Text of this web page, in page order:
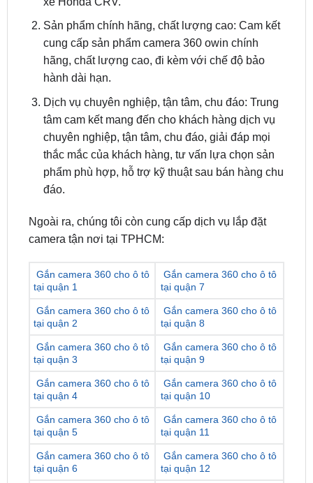
cung cấp sản phẩm camera 360 owin chính
hãng, chất lượng cao, đi kèm với chế độ bảo
hành dài hạn.
Dịch vụ chuyên nghiệp, tận tâm, chu đáo: Trung
tâm cam kết mang đến cho khách hàng dịch vụ
chuyên nghiệp, tận tâm, chu đáo, giải đáp mọi
thắc mắc của khách hàng, tư vấn lựa chọn sản
phẩm phù hợp, hỗ trợ kỹ thuật sau bán hàng chu
đáo.
Ngoài ra, chúng tôi còn cung cấp dịch vụ lắp đặt
Gắn camera 360 cho ô tô
Gắn camera 360 cho ô tô
Gắn camera 360 cho ô tô
tại quận 2
Gắn camera 360 cho ô tô
tại quận 8
Gắn camera 360 cho ô tô
tại quận 3
Gắn camera 360 cho ô tô
tại quận 9
Gắn camera 360 cho ô tô
tại quận 4
Gắn camera 360 cho ô tô
tại quận 10
Gắn camera 360 cho ô tô
tại quận 5
Gắn camera 360 cho ô tô
tại quận 11
Gắn camera 360 cho ô tô
tại quận 6
Gắn camera 360 cho ô tô
tại quận 12
Gắn camera 360 cho ô tô
tại quận Gò Vấp
Gắn camera 360 cho ô tô
tại quận Thủ Đức